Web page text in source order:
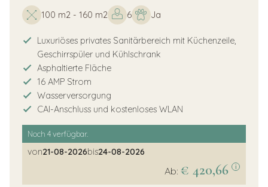
100 m2 - 160 m2 6 Ja
Luxuriöses privates Sanitärbereich mit Küchenzeile,
Geschirrspüler und Kühlschrank
Asphaltierte Fläche
16 AMP Strom
Wasserversorgung
CAI-Anschluss und kostenloses WLAN
Noch4verfügbar.
von21-08-2026bis24-08-2026
Ab: € 420,66 i